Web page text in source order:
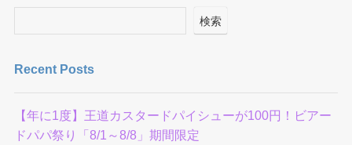
検索
Recent Posts
【年に1度】王道カスタードパイシューが100円！ビアー
ドパパ祭り「8/1～8/8」期間限定